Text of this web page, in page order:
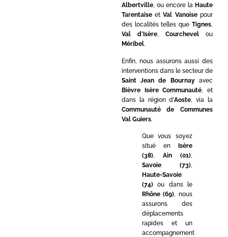
Albertville, ou encore la Haute
TarentaiseetVal Vanoisepour
des localités telles que Tignes,
Val d’Isère, Courchevelou
Méribel.
Enfin, nous assurons aussi des
interventions dans le secteur de
Saint Jean de Bournayavec
Bièvre Isère Communauté , et
dans la région d’Aoste , via la
Communauté de Communes
Val Guiers.
Que vous soyez
situé en
Isère
(38), Ain (01),
Savoie (73),
Haute-Savoie
(74)ou dans le
Rhône (69), nous
assurons des
déplacements
rapides et un
accompagnement